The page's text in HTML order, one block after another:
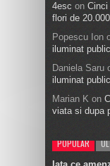
4esc on Cinci
flori de
Popescu Ion
iluminat
Daniela Saru
iluminat
Marian K on
viata si dupa
POPULAR